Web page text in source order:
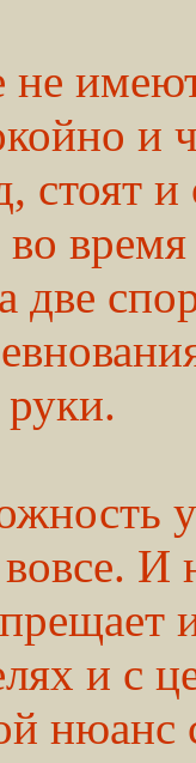
не
и
стоят и
две
и с
нюанс